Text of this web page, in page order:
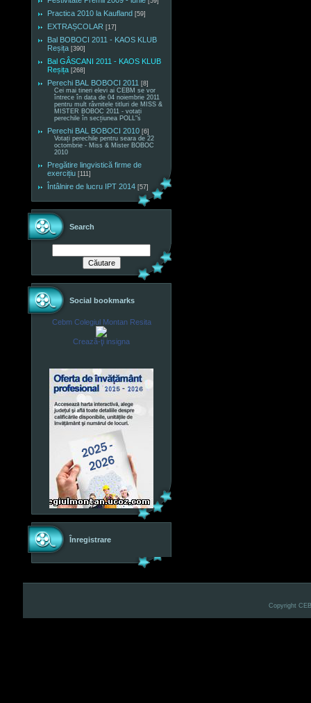
Practica 2010 la Kaufland [59]
EXTRAȘCOLAR [17]
Bal BOBOCI 2011 - KAOS KLUB
Reșița [390]
Bal GÂSCANI 2011 - KAOS KLUB
Reșița [268]
Perechi BAL BOBOCI 2011 [8]
Cei mai tineri elevi ai CEBM se vor
întrece în data de 04 noiembrie 2011
pentru mult râvnitele titluri de MISS &
MISTER BOBOC 2011 - votați
perechile în secțiunea POLL"s
Perechi BAL BOBOCI 2010 [6]
Votați perechile pentru seara de 22
octombrie - Miss & Mister BOBOC
2010
Pregătire lingvistică firme de
exercițiu [111]
Întâlnire de lucru IPT 2014 [57]
Search
Social bookmarks
Cebm Colegiul Montan Resita
Crează-ţi insigna
Înregistrare
Copyright